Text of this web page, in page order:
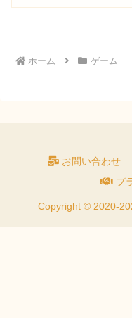
ホーム ゲーム
お問い合わせ
プ
Copyright © 2020-